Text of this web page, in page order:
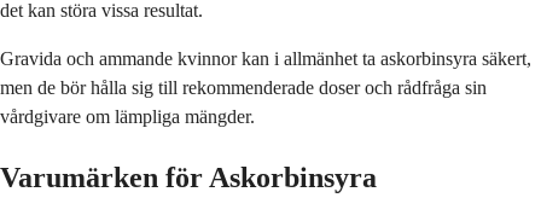
det kan störa vissa resultat.
Gravida och ammande kvinnor kan i allmänhet ta askorbinsyra säkert,
men de bör hålla sig till rekommenderade doser och rådfråga sin
vårdgivare om lämpliga mängder.
Varumärken för Askorbinsyra